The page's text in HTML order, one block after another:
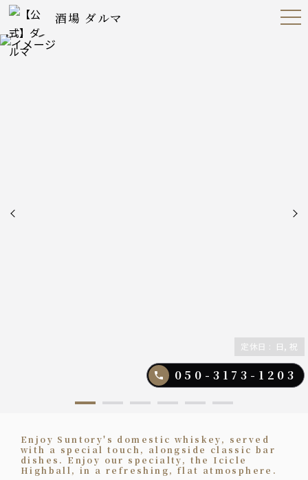
酒場 ダルマ Open
Navig
050-3173-1203
定休日 : 日, 祝
Enjoy Suntory's domestic whiskey, served
with a special touch, alongside classic bar
dishes. Enjoy our specialty, the Icicle
Highball, in a refreshing, flat atmosphere.